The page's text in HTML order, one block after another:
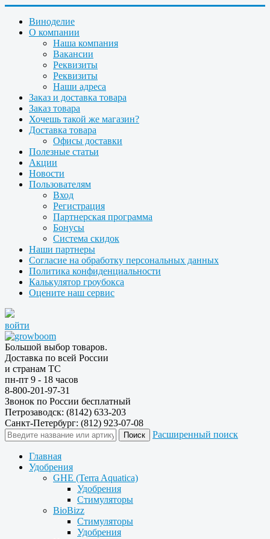
Виноделие
О компании
Наша компания
Вакансии
Реквизиты
Реквизиты
Наши адреса
Заказ и доставка товара
Заказ товара
Хочешь такой же магазин?
Доставка товара
Офисы доставки
Полезные статьи
Акции
Новости
Пользователям
Вход
Регистрация
Партнерская программа
Бонусы
Система скидок
Наши партнеры
Согласие на обработку персональных данных
Политика конфиденциальности
Калькулятор гроубокса
Оцените наш сервис
войти
Большой выбор товаров.
Доставка по всей России
и странам ТС
пн-пт 9 - 18 часов
8-800-201-97-31
Звонок по России бесплатный
Петрозаводск: (8142) 633-203
Санкт-Петербург: (812) 923-07-08
Расширенный поиск
Главная
Удобрения
GHE (Terra Aquatica)
Удобрения
Стимуляторы
BioBizz
Стимуляторы
Удобрения